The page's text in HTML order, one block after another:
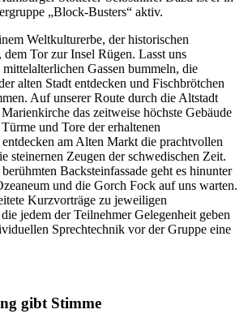
„Block-Busters“ aktiv.
Weltkulturerbe, der historischen
dem Tor zur Insel Rügen. Lasst uns
Gassen bummeln, die
alten Stadt entdecken und Fischbrötchen
Auf unserer Route durch die Altstadt
das zeitweise höchste Gebäude
und Tore der erhaltenen
am Alten Markt die prachtvollen
steinernen Zeugen der schwedischen Zeit.
Backsteinfassade geht es hinunter
und die Gorch Fock auf uns warten.
Kurzvorträge zu jeweiligen
jedem der Teilnehmer Gelegenheit geben
Sprechtechnik vor der Gruppe eine
gibt Stimme